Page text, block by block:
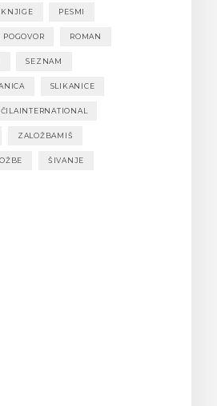
PESMI
POGOVOR ROMAN
SEZNAM
SLIKANICE
ZALOŽBAMIŠ
ŠIVANJE